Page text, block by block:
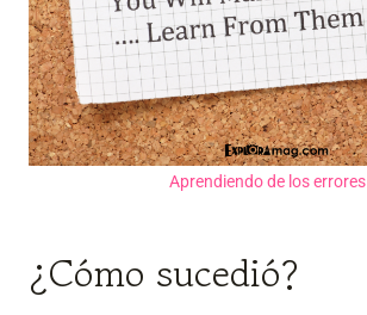
Aprendiendo de los errores
¿Cómo sucedió?